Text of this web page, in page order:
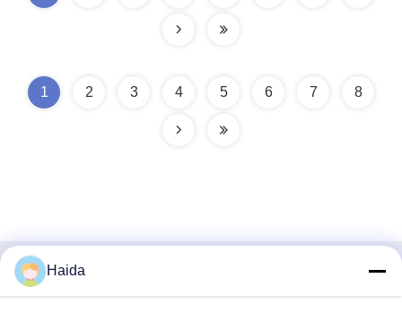
1 2 3 4 5 6 7 8
Contatto rapido
Haida